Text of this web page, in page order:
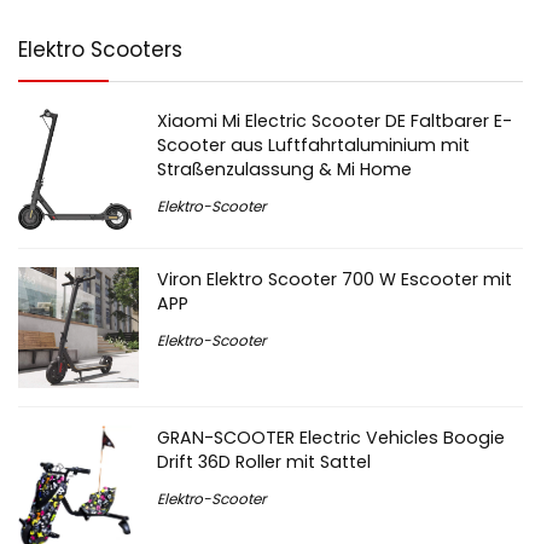
Elektro Scooters
Xiaomi Mi Electric Scooter DE Faltbarer E-
Scooter aus Luftfahrtaluminium mit
Straßenzulassung & Mi Home
Elektro-Scooter
Viron Elektro Scooter 700 W Escooter mit
APP
Elektro-Scooter
GRAN-SCOOTER Electric Vehicles Boogie
Drift 36D Roller mit Sattel
Elektro-Scooter